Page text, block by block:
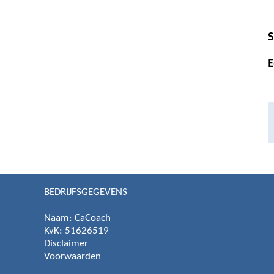
BEDRIJFSGEGEVENS
Naam: CaCoach
KvK: 51626519
Disclaimer
Voorwaarden